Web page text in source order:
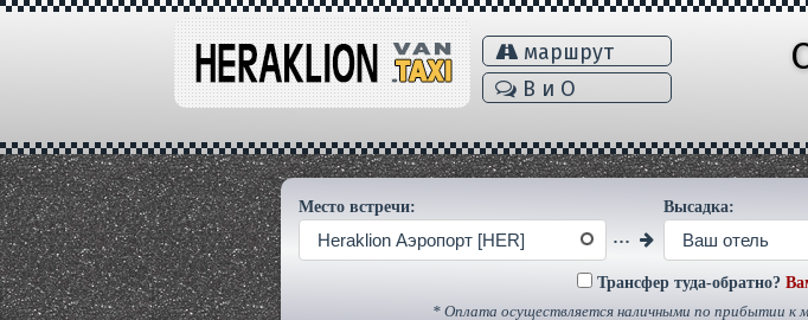
маршрут
В и Ο
Место встречи:
Heraklion Aэропорт [HER] ...
Высадка:
Ваш отель
Трансфер туда-обратно?
* Оплата осуществляется наличными по прибытии к